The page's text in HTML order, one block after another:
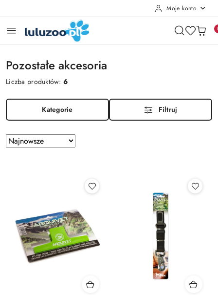
Moje konto
Pozostałe akcesoria
Liczba produktów:6
Kategorie Filtruj
Zastosowano
sortowanie:
Sortuj
według